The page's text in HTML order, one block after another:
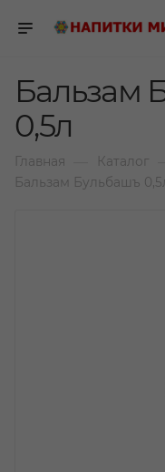
Бальзам
0,5л
Главная Каталог
Бальзам Бульбашъ